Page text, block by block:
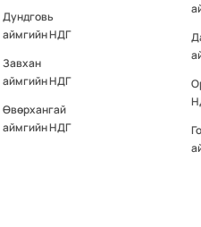
Дундговь
аймгийн НДГ
Завхан
аймгийн НДГ
Өвөрхангай
аймгийн НДГ